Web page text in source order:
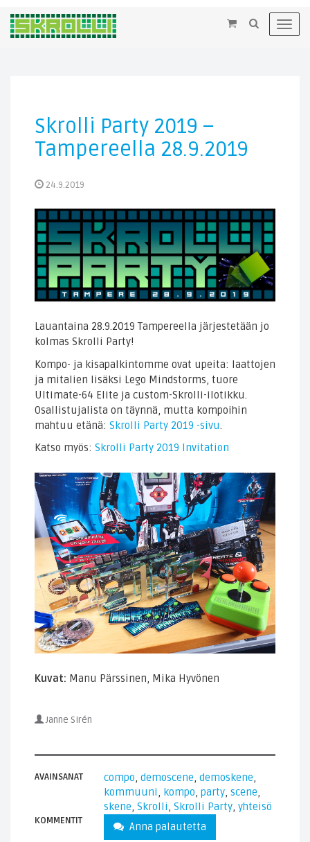
×
Skrolli Party 2019 –
Tampereella 28.9.2019
24.9.2019
Lauantaina 28.9.2019 Tampereella järjestetään jo
kolmas Skrolli Party!
Kompo- ja kisapalkintomme ovat upeita: laattojen
ja mitalien lisäksi Lego Mindstorms, tuore
Ultimate-64 Elite ja custom-Skrolli-ilotikku.
Osallistujalista on täynnä, mutta kompoihin
mahtuu etänä: Skrolli Party 2019 -sivu.
Katso myös: Skrolli Party 2019 Invitation
Kuvat: Manu Pärssinen, Mika Hyvönen
Janne Sirén
AVAINSANAT compo, demoscene, demoskene,
kommuuni, kompo, party, scene,
skene, Skrolli, Skrolli Party, yhteisö
KOMMENTIT Anna palautetta